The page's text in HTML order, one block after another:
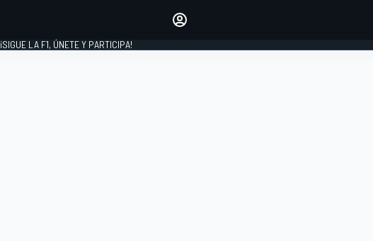
¡SIGUE LA F1, ÚNETE Y PARTICIPA!